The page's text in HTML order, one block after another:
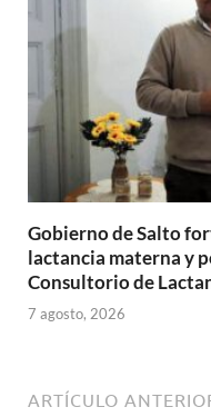
Gobierno de Salto
lactancia materna y
Consultorio de
7 agosto, 2026
ARTÍCULO